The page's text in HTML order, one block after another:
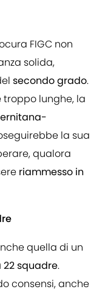
FIGC non
solida,
secondo grado.
troppo lunghe, la
la sua
qualora
riammesso in
quella di un
squadre.
consensi, anche